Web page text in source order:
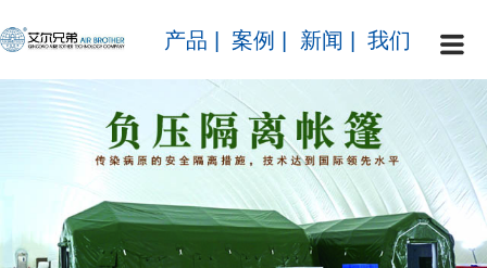
产品 案例 新闻 我们